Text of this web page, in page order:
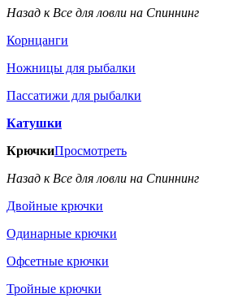
Назад к Все для ловли на Спиннинг
Корнцанги
Ножницы для рыбалки
Пассатижи для рыбалки
Катушки
КрючкиПросмотреть
Назад к Все для ловли на Спиннинг
Двойные крючки
Одинарные крючки
Офсетные крючки
Тройные крючки